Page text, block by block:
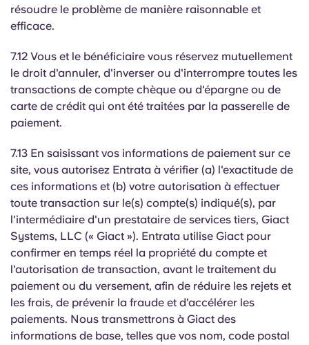
résoudre le problème de manière raisonnable et
efficace.
7.12 Vous et le bénéficiaire vous réservez mutuellement
le droit d'annuler, d'inverser ou d'interrompre toutes les
transactions de compte chèque ou d'épargne ou de
carte de crédit qui ont été traitées par la passerelle de
paiement.
7.13 En saisissant vos informations de paiement sur ce
site, vous autorisez Entrata à vérifier (a) l'exactitude de
ces informations et (b) votre autorisation à effectuer
toute transaction sur le(s) compte(s) indiqué(s), par
l'intermédiaire d'un prestataire de services tiers, Giact
Systems, LLC (« Giact »). Entrata utilise Giact pour
confirmer en temps réel la propriété du compte et
l'autorisation de transaction, avant le traitement du
paiement ou du versement, afin de réduire les rejets et
les frais, de prévenir la fraude et d'accélérer les
paiements. Nous transmettrons à Giact des
informations de base, telles que vos nom, code postal